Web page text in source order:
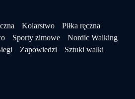
Kolarstwo
Piłka ręczna
Sporty zimowe
Nordic Walking
Zapowiedzi
Sztuki walki